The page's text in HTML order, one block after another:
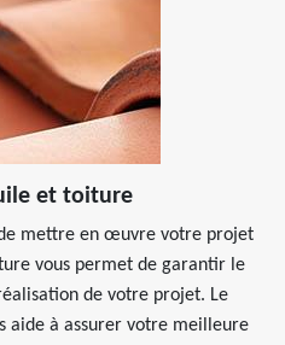
et toiture
mettre en œuvre votre projet
vous permet de garantir le
de votre projet. Le
aide à assurer votre meilleure